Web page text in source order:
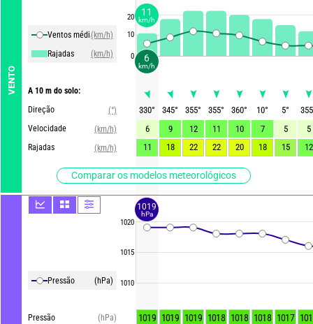
VENTO
Ventos média(km/h)
Rajadas
(km/h)
A 10 m do solo:
Direção
(°)
Velocidade
(km/h)
Rajadas
(km/h)
Comparar os modelos meteorológicos
Pressão (hPa)
Pressão
(hPa)
20
10
0
1020
1015
1010
330° 345° 355° 355° 360° 10° 5°
355
6
9 12 11 10 7 5
5
11
18 22 22 20 18 15 12
1019 1019 1019 1018 1018 1018 1017
6
km/h
11
km/h
1019
hPa